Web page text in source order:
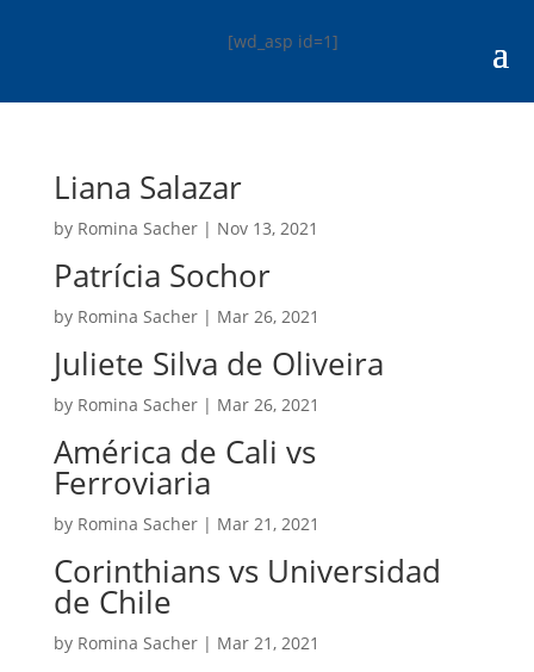
[wd_asp id=1]
Liana Salazar
by Romina Sacher| Nov 13, 2021
Patrícia Sochor
by Romina Sacher| Mar 26, 2021
Juliete Silva de Oliveira
by Romina Sacher| Mar 26, 2021
América de Cali vs
Ferroviaria
by Romina Sacher| Mar 21, 2021
Corinthians vs Universidad
de Chile
by Romina Sacher| Mar 21, 2021